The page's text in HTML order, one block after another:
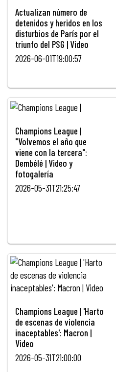
Actualizan número de
detenidos y heridos en los
disturbios de París por el
triunfo del PSG | Video
2026-06-01T19:00:57
Champions League |
"Volvemos el año que
viene con la tercera":
Dembélé | Video y
fotogalería
2026-05-31T21:25:47
Champions League | 'Harto
de escenas de violencia
inaceptables': Macron |
Video
2026-05-31T21:00:00